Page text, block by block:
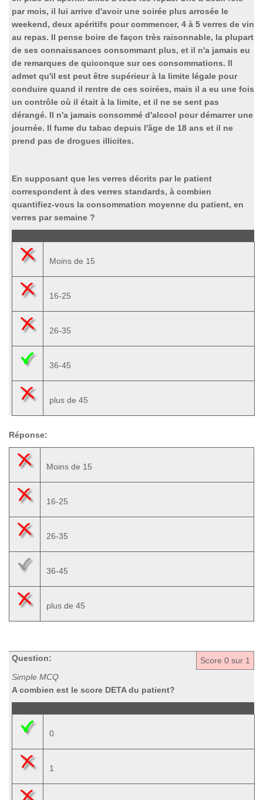
par mois, il lui arrive d'avoir une soirée plus arrosée le
weekend, deux apéritifs pour commencer, 4 à 5 verres de vin
au repas. Il pense boire de façon très raisonnable, la plupart
de ses connaissances consommant plus, et il n'a jamais eu
de remarques de quiconque sur ces consommations. Il
admet qu'il est peut être supérieur à la limite légale pour
conduire quand il rentre de ces soirées, mais il a eu une fois
un contrôle où il était à la limite, et il ne se sent pas
dérangé. Il n'a jamais consommé d'alcool pour démarrer une
journée. Il fume du tabac depuis l'âge de 18 ans et il ne
prend pas de drogues illicites.
En supposant que les verres décrits par le patient
correspondent à des verres standards, à combien
quantifiez-vous la consommation moyenne du patient, en
verres par semaine ?
Moins de 15
16-25
26-35
36-45
plus de 45
Réponse:
Moins de 15
16-25
26-35
36-45
plus de 45
Score 0 sur 1
Question:
Simple MCQ
A combien est le score DETA du patient?
0
1